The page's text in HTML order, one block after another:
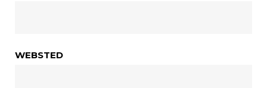
WEBSTED